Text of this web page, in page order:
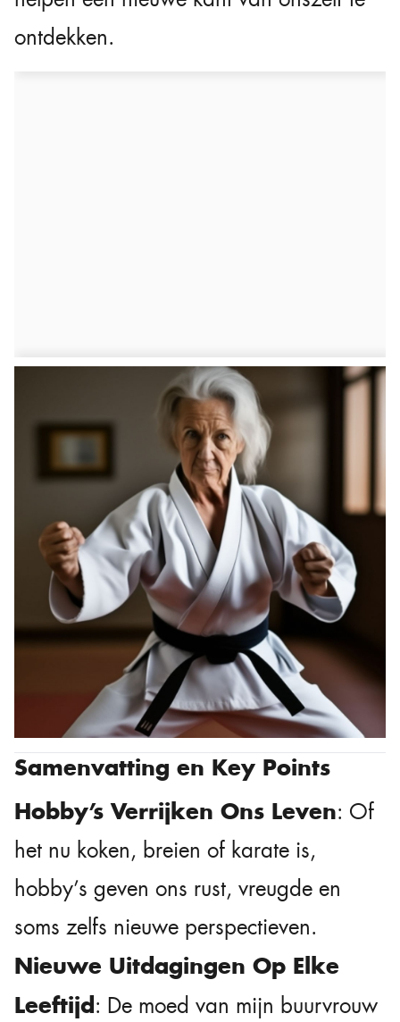
ontdekken.
Samenvatting en Key Points
Hobby’s Verrijken Ons Leven: Of
het nu koken, breien of karate is,
hobby’s geven ons rust, vreugde en
soms zelfs nieuwe perspectieven.
Nieuwe Uitdagingen Op Elke
Leeftijd: De moed van mijn buurvrouw